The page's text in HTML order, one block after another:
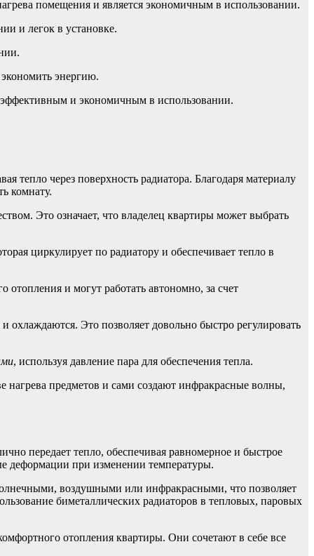
помещения и является экономичным в использовании.
и легок в установке.
энергию.
и экономичным в использовании.
через поверхность радиатора. Благодаря материалу
комнату.
Это означает, что владелец квартиры может выбрать
циркулирует по радиатору и обеспечивает тепло в
и могут работать автономно, за счет
Это позволяет довольно быстро регулировать
, используя давление пара для обеспечения тепла.
нагрева предметов и сами создают инфракрасные волны,
передает тепло, обеспечивая равномерное и быстрое
деформации при изменении температуры.
воздушными или инфракрасными, что позволяет
биметаллических радиаторов в тепловых, паровых
отопления квартиры. Они сочетают в себе все